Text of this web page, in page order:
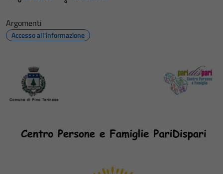
Argomenti
Accesso all'informazione